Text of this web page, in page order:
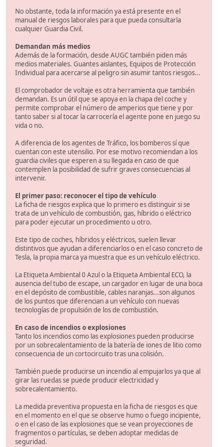
No obstante, toda la información ya está presente en el
manual de riesgos laborales para que pueda consultarla
cualquier Guardia Civil.
Demandan más medios
Además de la formación, desde AUGC también piden más
medios materiales. Guantes aislantes, Equipos de Protección
Individual para acercarse al peligro sin asumir tantos riesgos...
El comprobador de voltaje es otra herramienta que también
demandan. Es un útil que se apoya en la chapa del coche y
permite comprobar el número de amperios que tiene y por
tanto saber si al tocar la carrocería el agente pone en juego su
vida o no.
A diferencia de los agentes de Tráfico, los bomberos sí que
cuentan con este utensilio. Por ese motivo recomiendan a los
guardia civiles que esperen a su llegada en caso de que
contemplen la posibilidad de sufrir graves consecuencias al
intervenir.
El primer paso: reconocer el tipo de vehículo
La ficha de riesgos explica que lo primero es distinguir si se
trata de un vehículo de combustión, gas, híbrido o eléctrico
para poder ejecutar un procedimiento u otro.
Este tipo de coches, híbridos y eléctricos, suelen llevar
distintivos que ayudan a diferenciarlos o en el caso concreto de
Tesla, la propia marca ya muestra que es un vehículo eléctrico.
La Etiqueta Ambiental 0 Azul o la Etiqueta Ambiental ECO, la
ausencia del tubo de escape, un cargador en lugar de una boca
en el depósito de combustible, cables naranjas...son algunos
de los puntos que diferencian a un vehículo con nuevas
tecnologías de propulsión de los de combustión.
En caso de incendios o explosiones
Tanto los incendios como las explosiones pueden producirse
por un sobrecalentamiento de la batería de iones de litio como
consecuencia de un cortocircuito tras una colisión.
También puede producirse un incendio al empujarlos ya que al
girar las ruedas se puede producir electricidad y
sobrecalentamiento.
La medida preventiva propuesta en la ficha de riesgos es que
en el momento en el que se observe humo o fuego incipiente,
o en el caso de las explosiones que se vean proyecciones de
fragmentos o partículas, se deben adoptar medidas de
seguridad.